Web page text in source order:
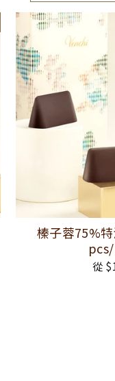
榛子蓉75%
從